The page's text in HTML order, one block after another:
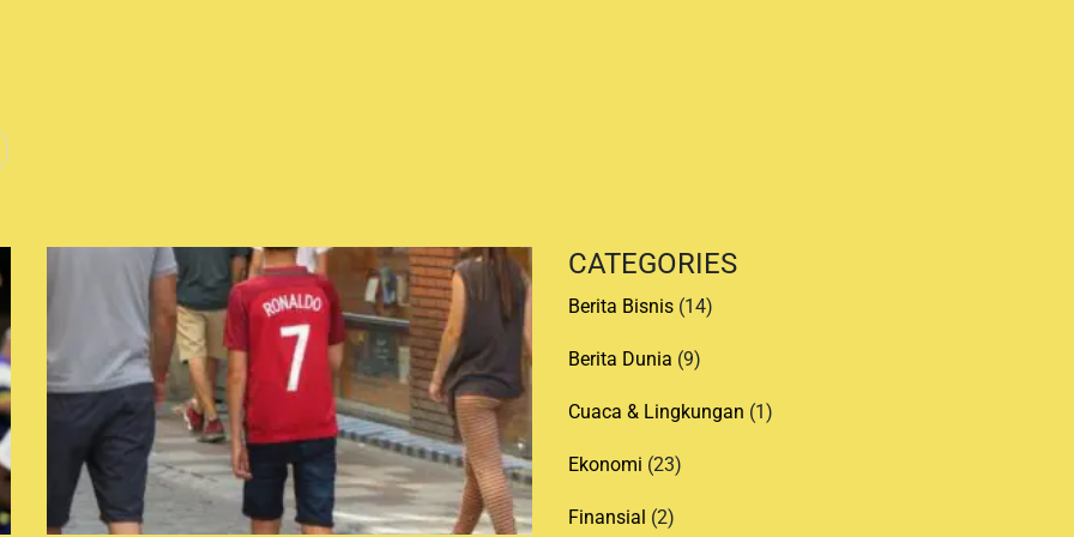
CATEGORIES
Berita Bisnis (14)
Berita Dunia (9)
Cuaca & Lingkungan (1)
Ekonomi (23)
Finansial (2)